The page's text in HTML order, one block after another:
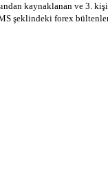
kaynaklanan ve 3.
şeklindeki forex